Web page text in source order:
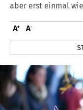
aber erst einmal